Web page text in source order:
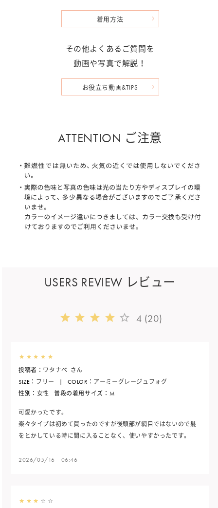
着用方法
その他よくあるご質問を
動画や写真で解説！
お役立ち動画&TIPS
ATTENTION ご注意
USERS REVIEW レビュー
4 (20)
投稿者： ワタナベ
さん
SIZE： フリー | COLOR： アーミーグレージュフォグ
性別： 女性 普段の着用サイズ： M
可愛かったです。
楽々タイプは初めて買ったのですが後頭部が網目ではないので髪
をとかしている時に間に入ることなく、使いやすかったです。
2026/05/16 06:46